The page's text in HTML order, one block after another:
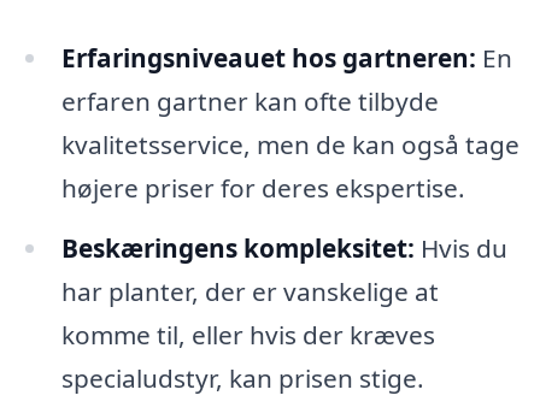
Erfaringsniveauet hos gartneren: En
erfaren gartner kan ofte tilbyde
kvalitetsservice, men de kan også tage
højere priser for deres ekspertise.
Beskæringens kompleksitet: Hvis du
har planter, der er vanskelige at
komme til, eller hvis der kræves
specialudstyr, kan prisen stige.